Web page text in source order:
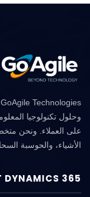
وحلول تكنولوجيا
على العملاء. ونحن
الأشياء، والحوسبة
DYNAMICS 365